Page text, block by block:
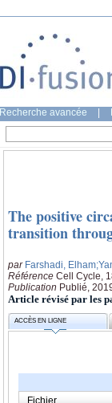
Recherche avancée
The positive
transition
par Farshadi, Elham
Référence Cell Cycle,
Publication Publié,
Article révisé par les
ACCÈS EN LIGNE
Fichier